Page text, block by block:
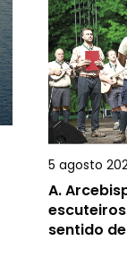
5 agosto
A.
sentido